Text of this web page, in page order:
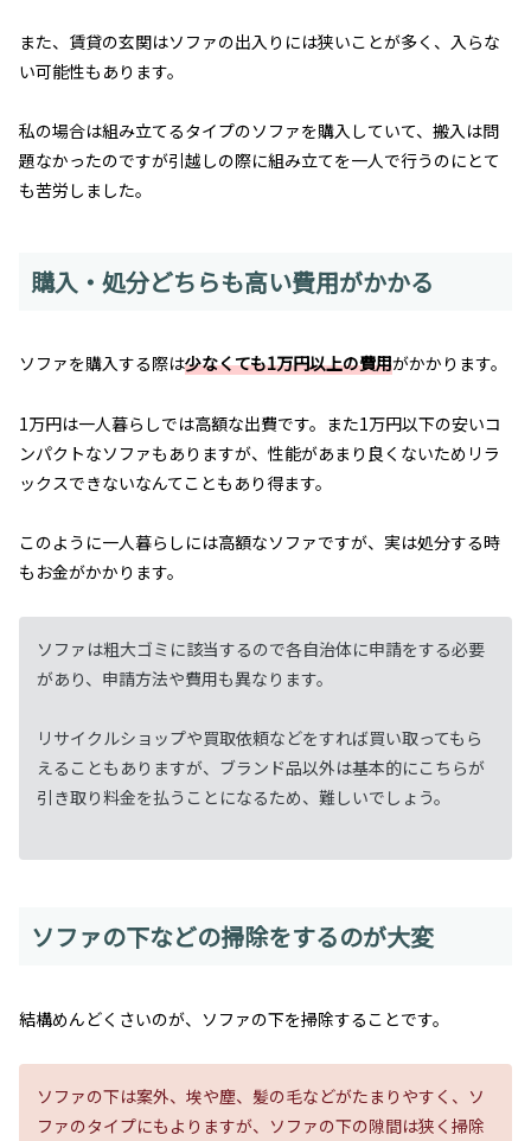
また、賃貸の玄関はソファの出入りには狭いことが多く、入らな
い可能性もあります。
私の場合は組み立てるタイプのソファを購入していて、搬入は問
題なかったのですが引越しの際に組み立てを一人で行うのにとて
も苦労しました。
購入・処分どちらも高い費用がかかる
ソファを購入する際は少なくても1万円以上の費用がかかります。
1万円は一人暮らしでは高額な出費です。また1万円以下の安いコ
ンパクトなソファもありますが、性能があまり良くないためリラ
ックスできないなんてこともあり得ます。
このように一人暮らしには高額なソファですが、実は処分する時
もお金がかかります。
ソファは粗大ゴミに該当するので各自治体に申請をする必要
があり、申請方法や費用も異なります。
リサイクルショップや買取依頼などをすれば買い取ってもら
えることもありますが、ブランド品以外は基本的にこちらが
引き取り料金を払うことになるため、難しいでしょう。
ソファの下などの掃除をするのが大変
結構めんどくさいのが、ソファの下を掃除することです。
ソファの下は案外、埃や塵、髪の毛などがたまりやすく、ソ
ファのタイプにもよりますが、ソファの下の隙間は狭く掃除